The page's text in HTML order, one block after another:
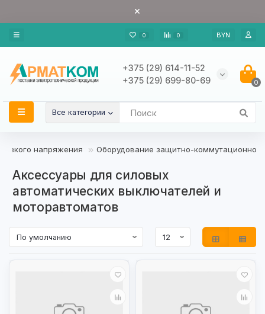
0 0 BYN
+375 (29) 614-11-52
+375 (29) 699-80-69
0
Все категории
напряжения Оборудование защитно-коммутационное
Аксессуары для силовых
автоматических выключателей и
моторавтоматов